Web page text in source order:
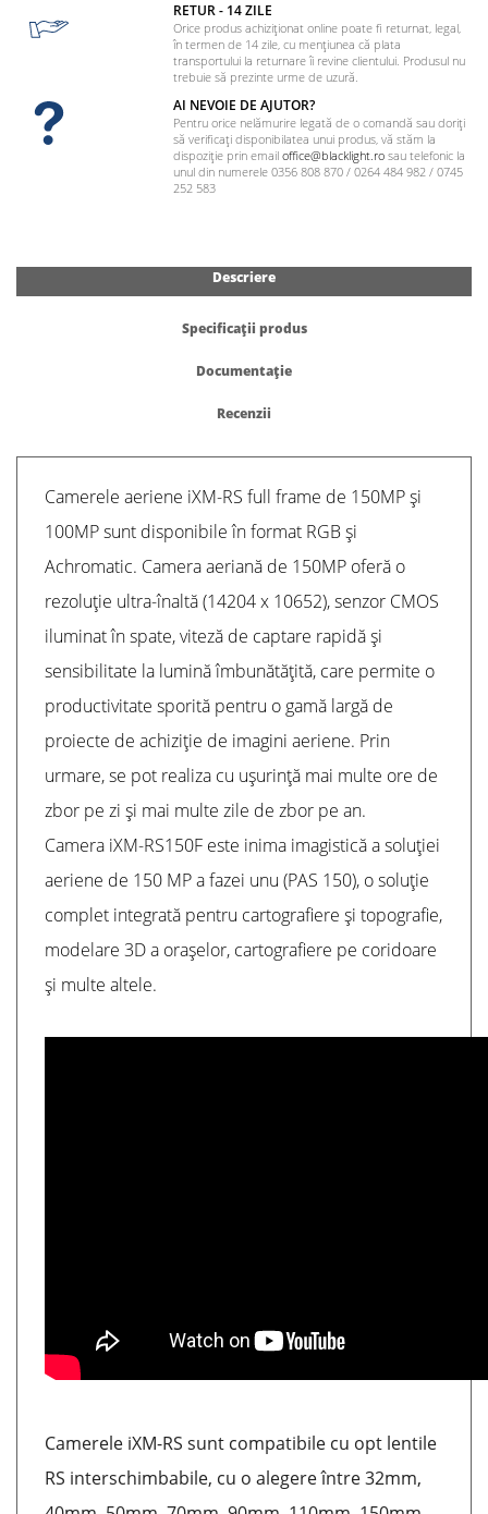
RETUR - 14 ZILE
Orice produs achiziționat online poate fi returnat, legal,
în termen de 14 zile, cu mențiunea că plata
transportului la returnare îi revine clientului. Produsul nu
trebuie să prezinte urme de uzură.
AI NEVOIE DE AJUTOR?
Pentru orice nelămurire legată de o comandă sau doriți
să verificați disponibilatea unui produs, vă stăm la
dispoziție prin emailoffice@blacklight.ro sau telefonic la
unul din numerele 0356 808 870 / 0264 484 982 / 0745
252 583
Descriere
Specificații produs
Documentație
Recenzii
Camerele aeriene iXM-RS full frame de 150MP și
100MP sunt disponibile în format RGB și
Achromatic. Camera aeriană de 150MP oferă o
rezoluție ultra-înaltă (14204 x 10652), senzor CMOS
iluminat în spate, viteză de captare rapidă și
sensibilitate la lumină îmbunătățită, care permite o
productivitate sporită pentru o gamă largă de
proiecte de achiziție de imagini aeriene. Prin
urmare, se pot realiza cu ușurință mai multe ore de
zbor pe zi și mai multe zile de zbor pe an.
Camera iXM-RS150F este inima imagistică a soluției
aeriene de 150 MP a fazei unu (PAS 150), o soluție
complet integrată pentru cartografiere și topografie,
modelare 3D a orașelor, cartografiere pe coridoare
și multe altele.
Camerele iXM-RS sunt compatibile cu opt lentile
RS interschimbabile, cu o alegere între 32mm,